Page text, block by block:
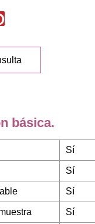
básica.
Sí
Sí
Sí
Sí